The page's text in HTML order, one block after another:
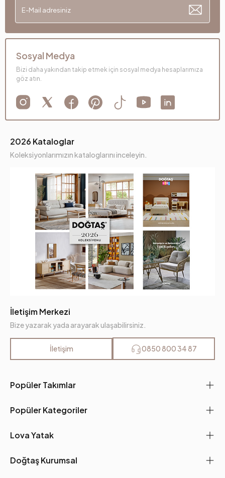
Popüler Takımlar
Popüler Kategoriler
Lova Yatak
Doğtaş Kurumsal
2026 Kataloglar
Koleksiyonlarımızın kataloglarını inceleyin.
İletişim Merkezi
Bize yazarak yada arayarak ulaşabilirsiniz.
İletişim 0850 800 34 87
Sosyal Medya
Bizi daha yakından takip etmek için sosyal medya hesaplarımıza
göz atın.